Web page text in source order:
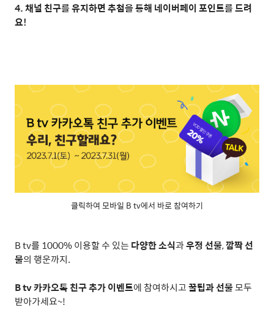
4.채널 친구를 유지하면 추첨을 통해 네이버페이 포인트를 드려
요!
클릭하여 모바일 B tv에서 바로 참여하기
B tv를 1000%이용할 수 있는 다양한 소식과우정 선물,깜짝 선
물의 행운까지.
B tv카카오톡 친구 추가 이벤트에 참여하시고꿀팁과 선물모두
받아가세요~!